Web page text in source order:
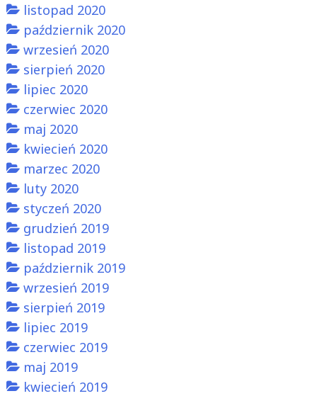
listopad 2020
październik 2020
wrzesień 2020
sierpień 2020
lipiec 2020
czerwiec 2020
maj 2020
kwiecień 2020
marzec 2020
luty 2020
styczeń 2020
grudzień 2019
listopad 2019
październik 2019
wrzesień 2019
sierpień 2019
lipiec 2019
czerwiec 2019
maj 2019
kwiecień 2019